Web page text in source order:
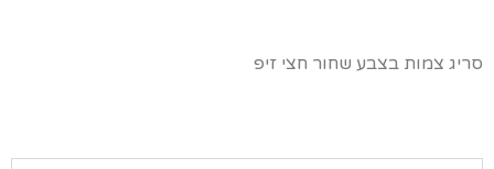
סריג צמות בצבע שחור חצי זיפ